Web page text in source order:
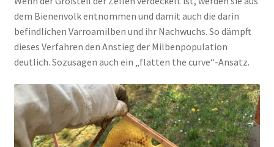
dem Bienenvolk entnommen und damit auch die darin
befindlichen Varroamilben und ihr Nachwuchs. So dämpft
dieses Verfahren den Anstieg der Milbenpopulation
deutlich. Sozusagen auch ein „flatten the curve“-Ansatz.